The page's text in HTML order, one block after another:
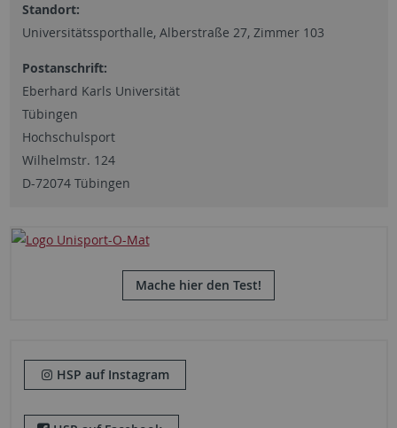
Standort:
Universitätssporthalle, Alberstraße 27, Zimmer 103
Postanschrift:
Eberhard Karls Universität
Tübingen
Hochschulsport
Wilhelmstr. 124
D-72074 Tübingen
Mache hier den Test!
HSP auf Instagram